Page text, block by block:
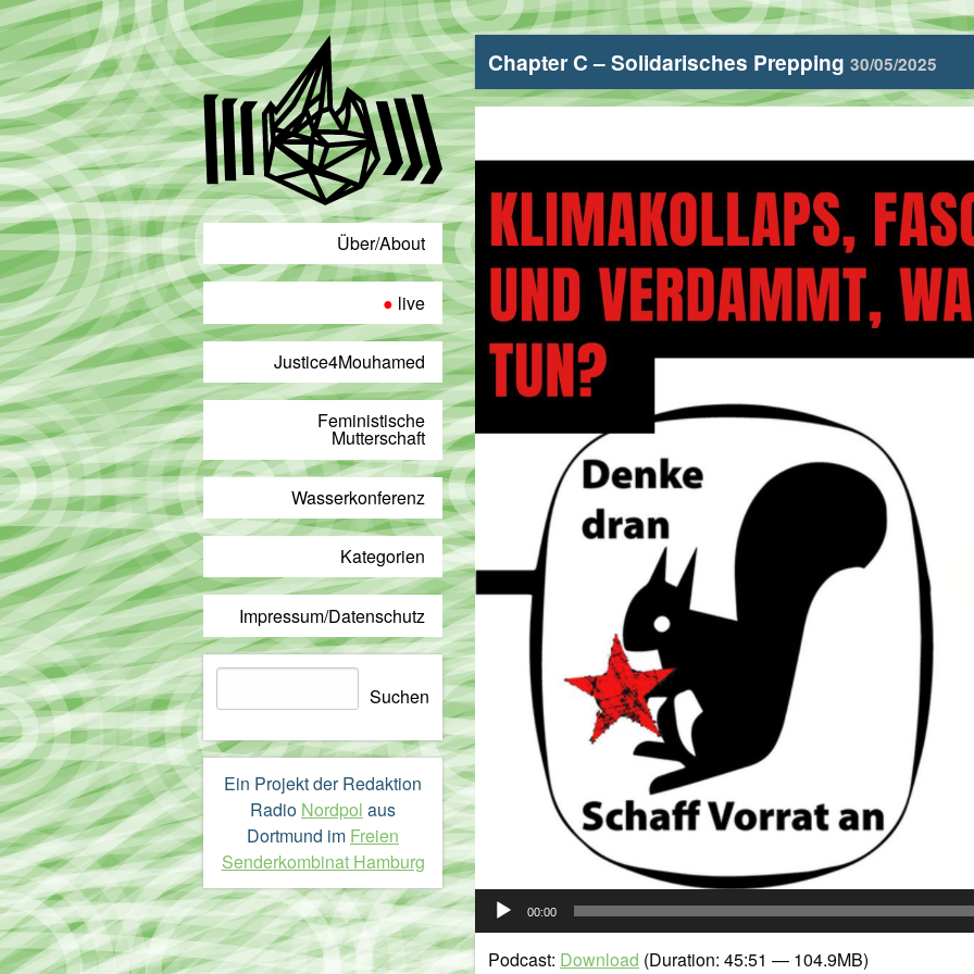
Über/About
live
Justice4Mouhamed
Feministische
Mutterschaft
Wasserkonferenz
Kategorien
Impressum/Datenschutz
Suchen
Ein Projekt der Redaktion
Radio Nordpol aus
Dortmund im Freien
Senderkombinat Hamburg
Chapter C – Solidarisches Prepping 30/05/2025
Audio-
Player
00:00
Podcast: Download (Duration: 45:51 — 104.9MB)